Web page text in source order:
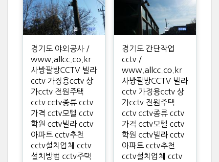
경기도 야외공사 /
www.allcc.co.kr
사방팔방CCTV 빌라
cctv 가정용cctv 상
가cctv 전원주택
cctv cctv종류 cctv
가격 cctv모텔 cctv
학원 cctv빌라 cctv
아파트 cctv추천
cctv설치업체 cctv
설치방법 cctv주택
경기도 간단작업
cctv /
www.allcc.co.kr
사방팔방CCTV 빌라
cctv 가정용cctv 상
가cctv 전원주택
cctv cctv종류 cctv
가격 cctv모텔 cctv
학원 cctv빌라 cctv
아파트 cctv추천
cctv설치업체 cctv